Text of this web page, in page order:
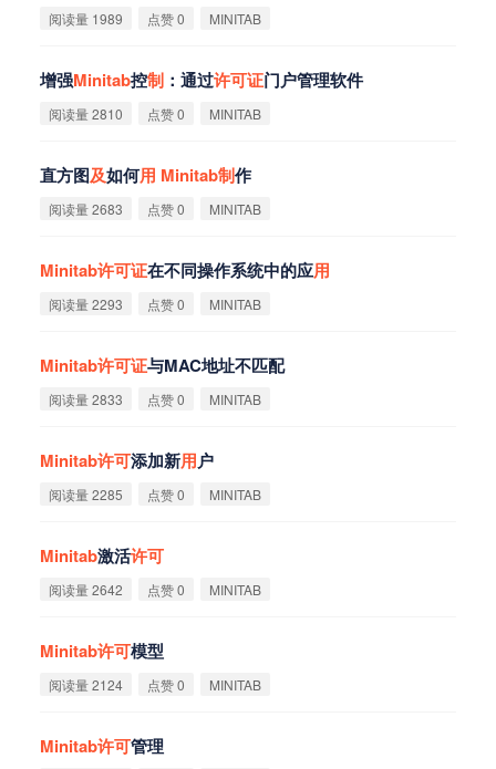
阅读量 1989 点赞 0 MINITAB
增强Minitab控制 ：通过许可证门户管理软件
阅读量 2810 点赞 0 MINITAB
直方图及如何用 Minitab制作
阅读量 2683 点赞 0 MINITAB
Minitab许可证在不同操作系统中的应用
阅读量 2293 点赞 0 MINITAB
Minitab许可证与MAC地址不匹配
阅读量 2833 点赞 0 MINITAB
Minitab许可添加新用户
阅读量 2285 点赞 0 MINITAB
Minitab激活许可
阅读量 2642 点赞 0 MINITAB
Minitab许可模型
阅读量 2124 点赞 0 MINITAB
Minitab许可管理